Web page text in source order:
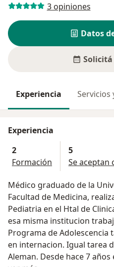
3 opiniones
Datos
Experiencia Servicios
Experiencia
2
Formación
5
Se aceptan
Médico graduado de la
Facultad de Medicina,
Pediatria en el Htal de
esa misma institucion
Programa de
en internacion. Igual tarea
Aleman. Desde hace 7